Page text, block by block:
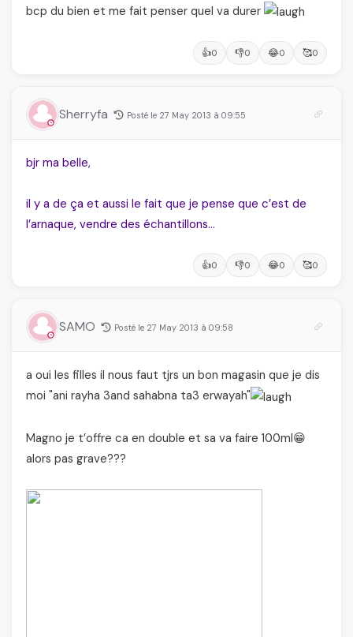
bcp du bien et me fait penser quel va durer
👍0 👎0 😂0 🥰0
Sherryfa Posté le 27 May 2013 à 09:55
bjr ma belle,
il y a de ça et aussi le fait que je pense que c’est de
l’arnaque, vendre des échantillons…
👍0 👎0 😂0 🥰0
SAMO Posté le 27 May 2013 à 09:58
a oui les filles il nous faut tjrs un bon magasin que je dis
moi "ani rayha 3and sahabna ta3 erwayah"
Magno je t’offre ca en double et sa va faire 100ml😁
alors pas grave???